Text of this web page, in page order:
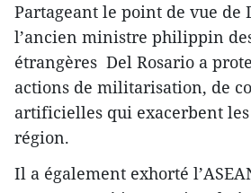
Partageant le point de vue ​de
l’ancien ministre philippin
étrangères Del Rosario a
actions de militarisation, de
artificielles qui exacerbent
région.
Il a également exhorté